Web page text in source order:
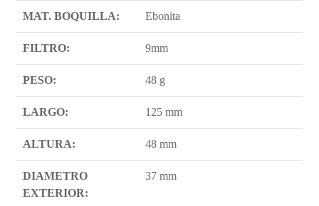
MAT. BOQUILLA: Ebonita
FILTRO: 9mm
PESO: 48 g
LARGO: 125 mm
ALTURA: 48 mm
DIAMETRO
EXTERIOR:
37 mm